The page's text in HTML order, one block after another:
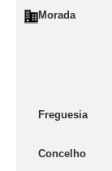
Morada
Freguesia
Concelho